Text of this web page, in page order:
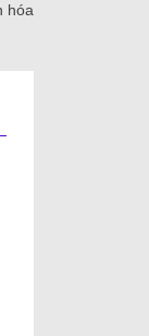
hóa